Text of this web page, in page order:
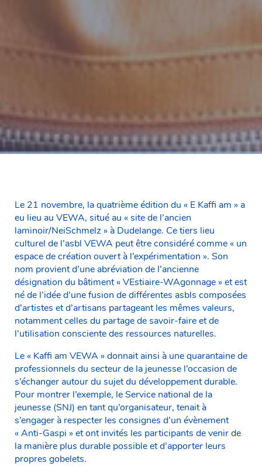
Le 21 novembre, la quatrième édition du « E Kaffi am » a
eu lieu au VEWA, situé au « site de l’ancien
laminoir/NeiSchmelz » à Dudelange. Ce tiers lieu
culturel de l’asbl VEWA peut être considéré comme « un
espace de création ouvert à l’expérimentation ». Son
nom provient d’une abréviation de l’ancienne
désignation du bâtiment « VEstiaire-WAgonnage » et est
né de l’idée d’une fusion de différentes asbls composées
d’artistes et d’artisans partageant les mêmes valeurs,
notamment celles du partage de savoir-faire et de
l’utilisation consciente des ressources naturelles.
Le « Kaffi am VEWA » donnait ainsi à une quarantaine de
professionnels du secteur de la jeunesse l’occasion de
s’échanger autour du sujet du développement durable.
Pour montrer l’exemple, le Service national de la
jeunesse (SNJ) en tant qu’organisateur, tenait à
s’engager à respecter les consignes d’un évènement
« Anti-Gaspi » et ont invités les participants de venir de
la manière plus durable possible et d’apporter leurs
propres gobelets.